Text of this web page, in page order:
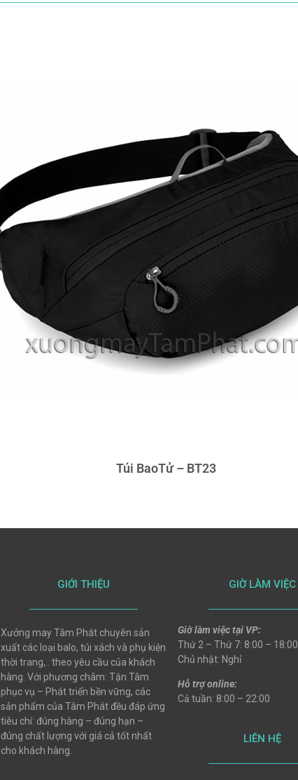
Túi BaoTử – BT23
GIỚI THIỆU
Xưởng may Tâm Phát chuyên sản
xuất các loại balo, túi xách và phụ kiện
thời trang,.. theo yêu cầu của khách
hàng. Với phương châm: Tận Tâm
phục vụ – Phát triển bền vững, các
sản phẩm của Tâm Phát đều đáp ứng
tiêu chí: đúng hàng – đúng hạn –
đúng chất lượng với giá cả tốt nhất
cho khách hàng.
GIỜ LÀM VIỆC
Giờ làm việc tại VP:
Thứ 2 – Thứ 7: 8:00 – 18:00
Chủ nhật: Nghỉ
Hỗ trợ online:
Cả tuần: 8:00 – 22:00
LIÊN HỆ